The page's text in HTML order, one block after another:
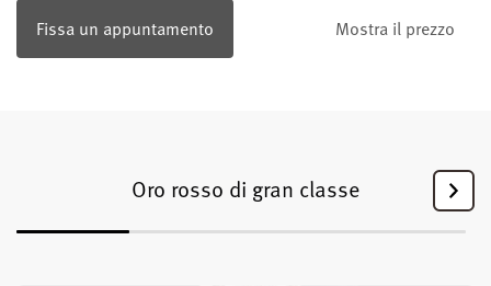
Fissa un appuntamento Mostra il prezzo
Oro rosso di gran classe